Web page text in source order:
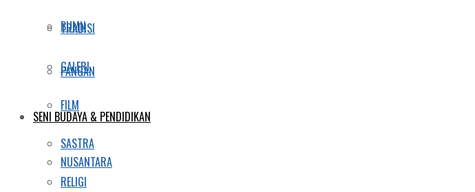
TRADISI
GALERI
FILM
SASTRA
RELIGI
BUMN
PANGAN
SENI BUDAYA & PENDIDIKAN
NUSANTARA